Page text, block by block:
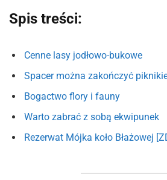
Spis treści:
Cenne lasy jodłowo-bukowe
Spacer można zakończyć
Bogactwo flory i fauny
Warto zabrać z sobą ekwipunek
Rezerwat Mójka koło Błażowej